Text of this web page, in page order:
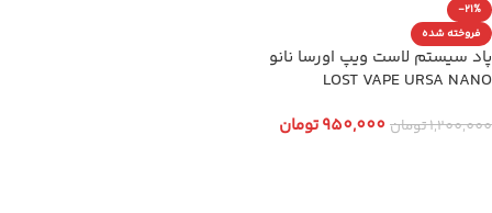
-21%
فروخته شده
پاد سیستم لاست ویپ اورسا نانو
LOST VAPE URSA NANO
1,200,000تومان 950,000تومان